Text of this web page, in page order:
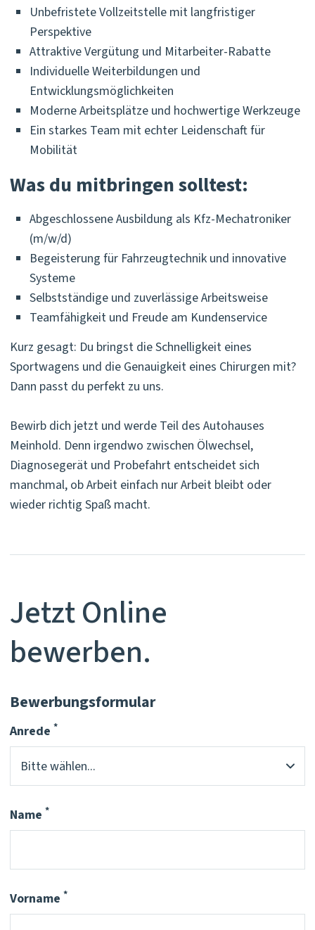
Unbefristete Vollzeitstelle mit langfristiger
Perspektive
Attraktive Vergütung und Mitarbeiter-Rabatte
Individuelle Weiterbildungen und
Entwicklungsmöglichkeiten
Moderne Arbeitsplätze und hochwertige Werkzeuge
Ein starkes Team mit echter Leidenschaft für
Mobilität
Was du mitbringen solltest:
Abgeschlossene Ausbildung als Kfz-Mechatroniker
(m/w/d)
Begeisterung für Fahrzeugtechnik und innovative
Systeme
Selbstständige und zuverlässige Arbeitsweise
Teamfähigkeit und Freude am Kundenservice
Kurz gesagt: Du bringst die Schnelligkeit eines
Sportwagens und die Genauigkeit eines Chirurgen mit?
Dann passt du perfekt zu uns.
Bewirb dich jetzt und werde Teil des Autohauses
Meinhold. Denn irgendwo zwischen Ölwechsel,
Diagnosegerät und Probefahrt entscheidet sich
manchmal, ob Arbeit einfach nur Arbeit bleibt oder
wieder richtig Spaß macht.
Jetzt Online
bewerben.
Bewerbungsformular
Anrede *
Pflichtfeld
Name *
Pflichtfeld
Vorname *
Pflichtfeld